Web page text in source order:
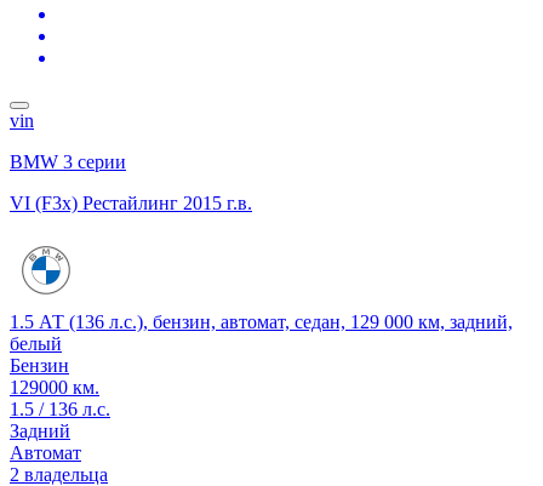
vin
BMW 3 серии
VI (F3x) Рестайлинг 2015 г.в.
1.5 АТ (136 л.с.), бензин, автомат, седан, 129 000 км, задний,
белый
Бензин
129000 км.
1.5 / 136 л.с.
Задний
Автомат
2 владельца